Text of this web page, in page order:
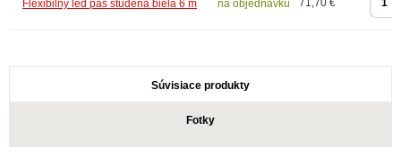
Flexibilný led pás studená biela 6 m na objednávku 71,70 €
Súvisiace produkty
Fotky